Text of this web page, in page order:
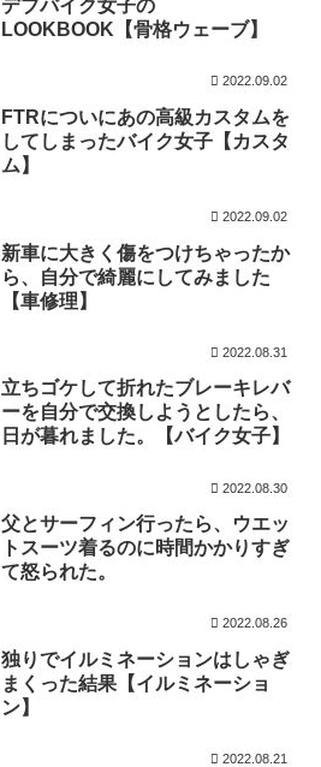
デブバイク女子の
LOOKBOOK【骨格ウェーブ】
2022.09.02
FTRについにあの高級カスタムを
してしまったバイク女子【カスタ
ム】
2022.09.02
新車に大きく傷をつけちゃったか
ら、自分で綺麗にしてみました
【車修理】
2022.08.31
立ちゴケして折れたブレーキレバ
ーを自分で交換しようとしたら、
日が暮れました。【バイク女子】
2022.08.30
父とサーフィン行ったら、ウエッ
トスーツ着るのに時間かかりすぎ
て怒られた。
2022.08.26
独りでイルミネーションはしゃぎ
まくった結果【イルミネーショ
ン】
2022.08.21